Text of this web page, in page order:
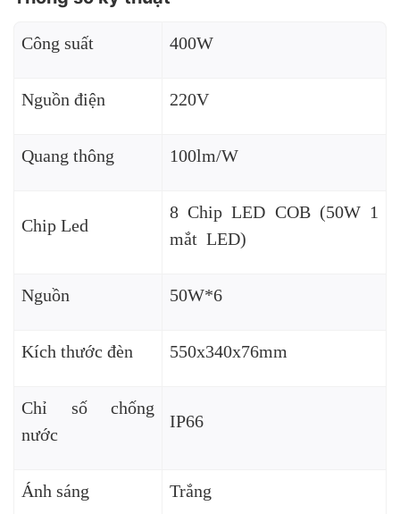
Công suất 400W
Nguồn điện 220V
Quang thông 100lm/W
Chip Led
8 Chip LED COB (50W 1
mắt LED)
Nguồn 50W*6
Kích thước đèn 550x340x76mm
Chỉ số chống
nước
IP66
Ánh sáng Trắng